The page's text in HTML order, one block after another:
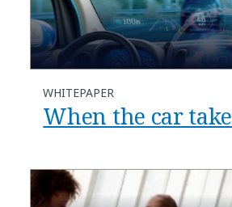
WHITEPAPER
When the car